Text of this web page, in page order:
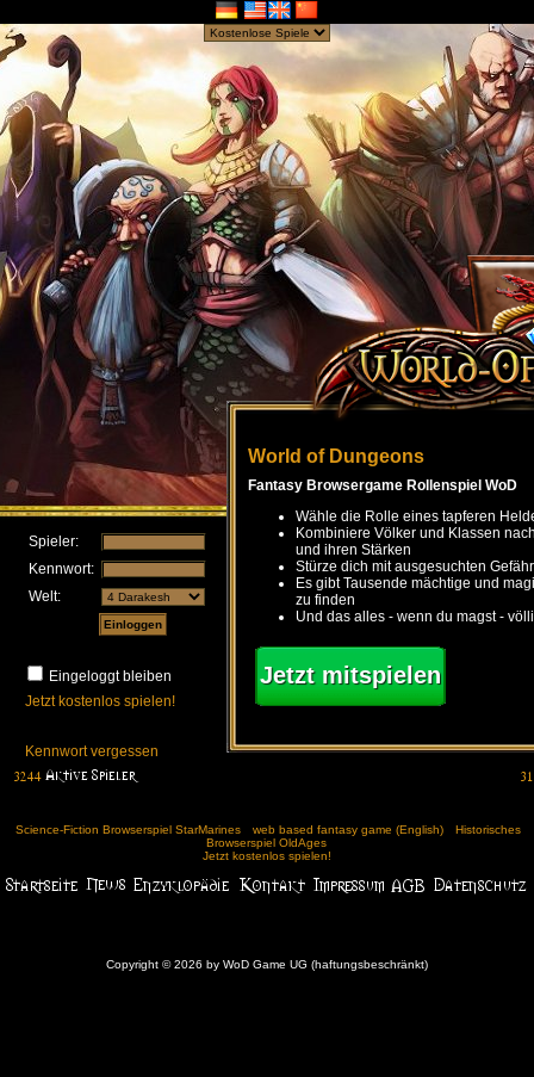
Spieler:
Kennwort:
Welt:
Eingeloggt bleiben
Jetzt kostenlos spielen!
Kennwort vergessen
World of Dungeons
Fantasy Browsergame Rollenspiel WoD
Wähle die Rolle eines tapferen
Kombiniere Völker und Klassen
und ihren Stärken
Stürze dich mit ausgesuchten
Es gibt Tausende mächtige und
zu finden
Und das alles - wenn du magst -
Jetzt mitspielen
Science-Fiction Browserspiel StarMarines web based fantasy game (English)
Historisches
Browserspiel OldAges
Jetzt kostenlos spielen!
Copyright © 2026 by WoD Game UG (haftungsbeschränkt)